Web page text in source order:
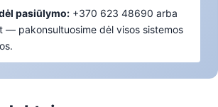
pasiūlymo:+370 623 48690 arba
— pakonsultuosime dėl visos sistemos